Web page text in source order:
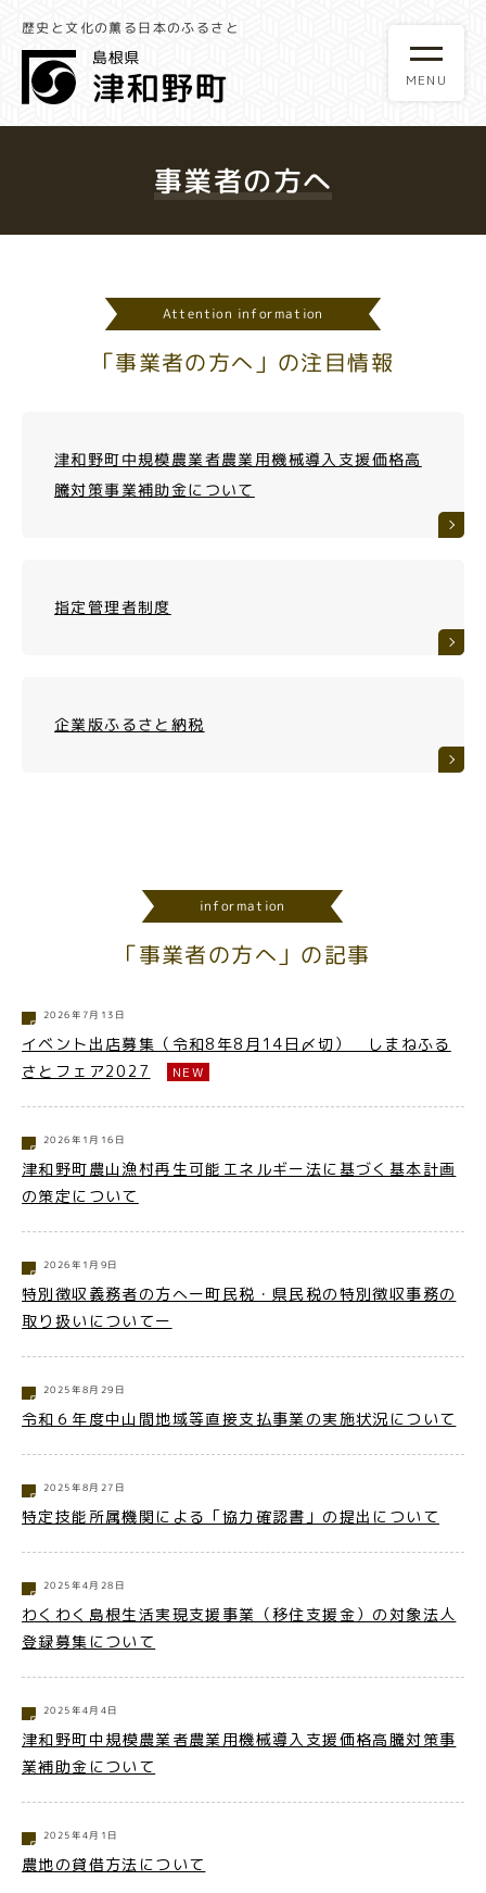
歴史と文化の薫る日本のふるさと
事業者の方へ
Attention information
「事業者の方へ」の注目情報
津和野町中規模農業者農業用機械導入支援価格高
騰対策事業補助金について
指定管理者制度
企業版ふるさと納税
information
「事業者の方へ」の記事
2026年7月13日
イベント出店募集（令和8年8月14日〆切） しまねふる
さとフェア2027
NEW
2026年1月16日
津和野町農山漁村再生可能エネルギー法に基づく基本計画
の策定について
2026年1月9日
特別徴収義務者の方へー町民税・県民税の特別徴収事務の
取り扱いについてー
2025年8月29日
令和６年度中山間地域等直接支払事業の実施状況について
2025年8月27日
特定技能所属機関による「協力確認書」の提出について
2025年4月28日
わくわく島根生活実現支援事業（移住支援金）の対象法人
登録募集について
2025年4月4日
津和野町中規模農業者農業用機械導入支援価格高騰対策事
業補助金について
2025年4月1日
農地の貸借方法について